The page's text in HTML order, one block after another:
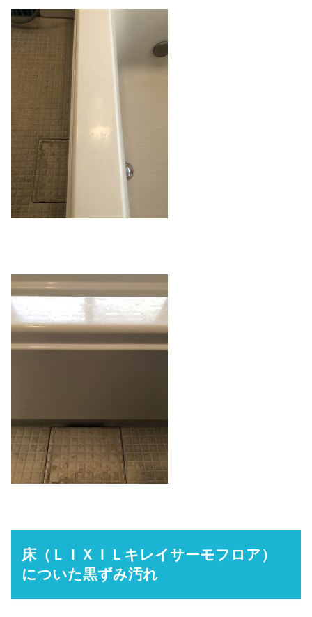
床（ＬＩＸＩＬキレイサーモフロア）
についた黒ずみ汚れ